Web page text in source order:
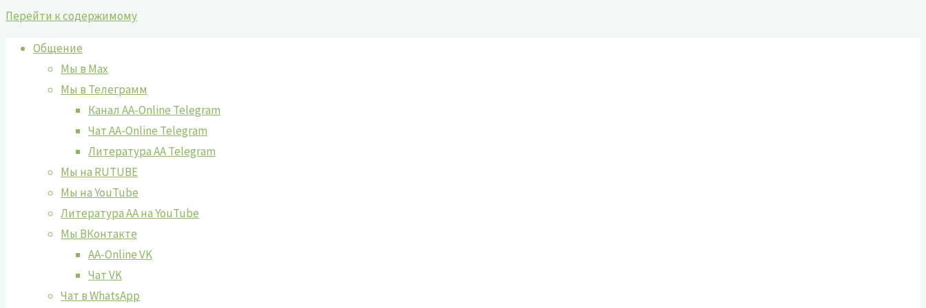
Перейти к содержимому
Общение
Мы в Max
Мы в Телеграмм
Канал AA-Online Telegram
Чат AA-Online Telegram
Литература АА Telegram
Мы на RUTUBE
Мы на YouTube
Литература АА на YouTube
Мы ВКонтакте
AA-Online VK
Чат VK
Чат в WhatsApp